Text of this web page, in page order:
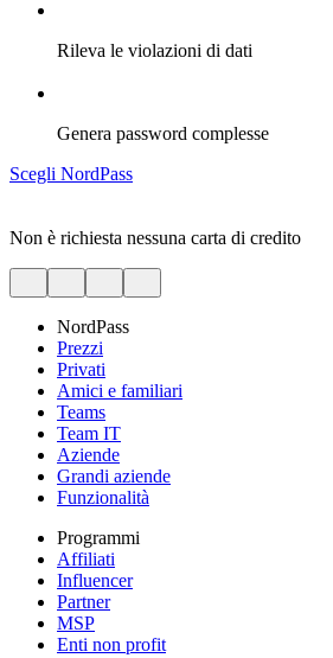
Rileva le violazioni di dati
Genera password complesse
Scegli NordPass
Non è richiesta nessuna carta di credito
NordPass
Prezzi
Privati
Amici e familiari
Teams
Team IT
Aziende
Grandi aziende
Funzionalità
Programmi
Affiliati
Influencer
Partner
MSP
Enti non profit